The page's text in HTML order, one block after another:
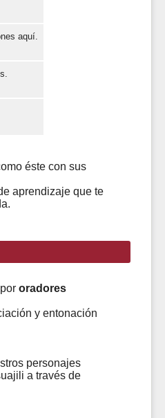
aquí.
éste con sus
aprendizaje que te
oradores
y entonación
personajes
a través de